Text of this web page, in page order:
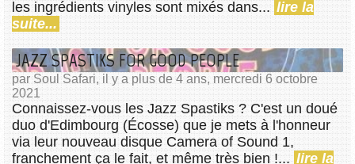
les ingrédients vinyles sont mixés dans... lire la
suite...
JAZZ SPASTIKS FOR GOOD PEOPLE
par Soul Safari, il y a plus de 4 ans, mercredi 6 octobre
2021
Connaissez-vous les Jazz Spastiks ? C'est un doué
duo d'Edimbourg (Écosse) que je mets à l'honneur
via leur nouveau disque Camera of Sound 1,
franchement ça le fait, et même très bien !... lire la